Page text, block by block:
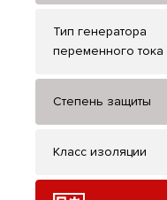
Тип генератора
переменного тока
Степень защиты
Класс изоляции